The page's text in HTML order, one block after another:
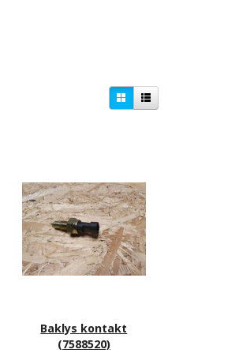
Baklys kontakt
(7588520)